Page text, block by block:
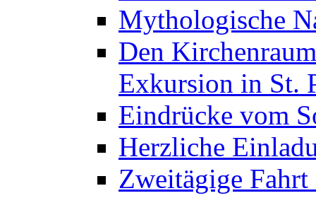
Mythologische
Den
Exkursion in St.
Eindrücke vom
Herzliche
Zweitägige